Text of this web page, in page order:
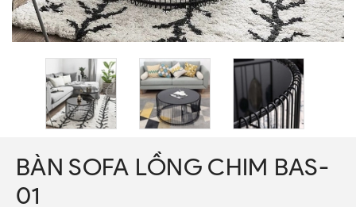
BÀN SOFA LỒNG CHIM BAS-
01